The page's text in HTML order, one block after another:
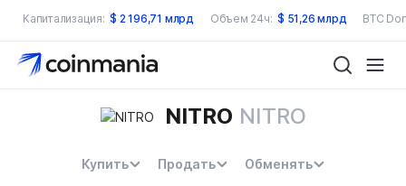
Капитализация: $ 2 196,71 млрд Объем 24ч: $ 51,26 млрд BTC
NITRO NITRO
Купить Продать Обменять